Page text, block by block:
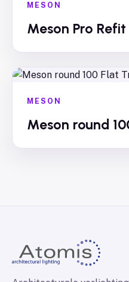
MESON
Meson Pro Refit
MESON
Meson round